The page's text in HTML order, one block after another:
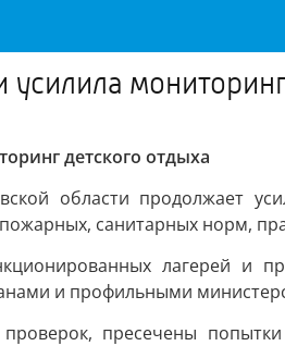
детского отдыха
области продолжает
санитарных норм,
лагерей
и профильными
пресечены